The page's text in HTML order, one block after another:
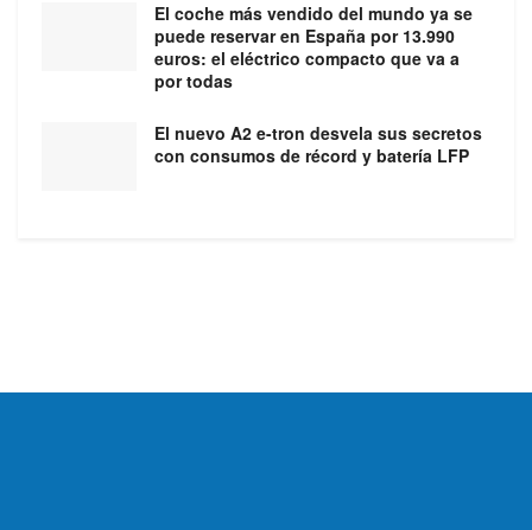
El coche más vendido del mundo ya se
puede reservar en España por 13.990
euros: el eléctrico compacto que va a
por todas
El nuevo A2 e-tron desvela sus secretos
con consumos de récord y batería LFP